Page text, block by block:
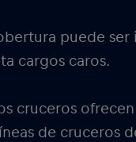
puede ser
cargos caros.
cruceros
de cruceros